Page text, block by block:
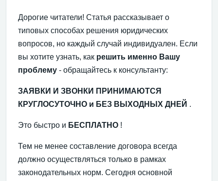
Дорогие читатели! Статья рассказывает о
типовых способах решения юридических
вопросов, но каждый случай индивидуален. Если
вы хотите узнать, как решить именно Вашу
проблему - обращайтесь к консультанту:
ЗАЯВКИ И ЗВОНКИ ПРИНИМАЮТСЯ
КРУГЛОСУТОЧНО и БЕЗ ВЫХОДНЫХ ДНЕЙ .
Это быстро и БЕСПЛАТНО !
Тем не менее составление договора всегда
должно осуществляться только в рамках
законодательных норм. Сегодня основной